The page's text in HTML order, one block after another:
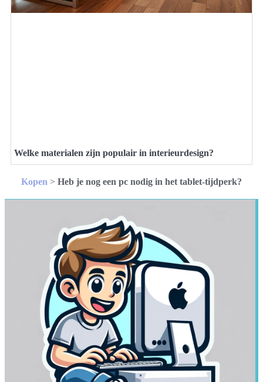
Welke materialen zijn populair in interieurdesign?
Kopen > Heb je nog een pc nodig in het tablet-tijdperk?